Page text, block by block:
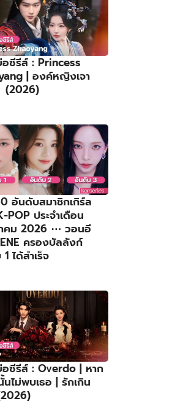
อซีรีส์ : Princess
| องค์หญิงเจา
(2026)
อันดับสมาชิกเกิร์ล
POP ประจำเดือน
คม 2026 ⋯ วอนอี
ครองบัลลังก์
ได้สำเร็จ
อซีรีส์ : Overdo | หาก
นไม่พบเธอ | รักเกิน